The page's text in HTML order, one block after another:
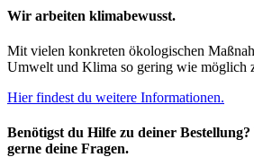
Wir arbeiten klimabewusst.
Mit vielen konkreten ökologischen
Umwelt und Klima so gering wie möglich
Hier findest du weitere Informationen.
Benötigst du Hilfe zu deiner
gerne deine Fragen.